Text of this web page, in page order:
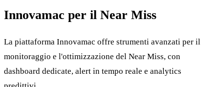
Innovamac per il Near Miss
La piattaforma Innovamac offre strumenti avanzati per il
monitoraggio e l'ottimizzazione del Near Miss, con
dashboard dedicate, alert in tempo reale e analytics